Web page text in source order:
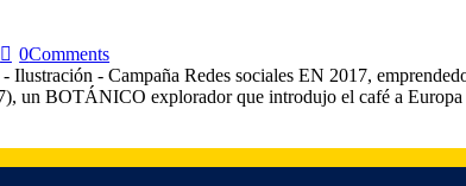
0Comments
- Campaña Redes sociales EN 2017,
un BOTÁNICO explorador que introdujo el café a